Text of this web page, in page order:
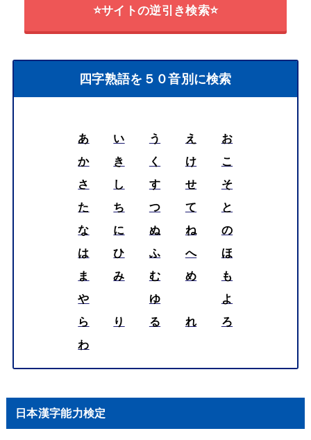
⭐サイトの逆引き検索⭐
四字熟語を５０音別に検索
あ い う え
お
か
き く け
こ
さ
し す せ
そ
た
ち つ て
と
な
に ぬ ね
の
は
ひ ふ へ
ほ
ま
み む め
も
や
ゆ
よ
ら
り る れ
ろ
わ
日本漢字能力検定